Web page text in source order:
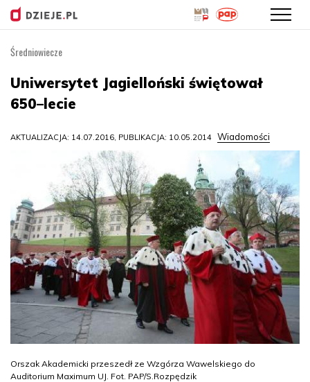
treści
Średniowiecze
Uniwersytet Jagielloński świętował
650–lecie
AKTUALIZACJA: 14.07.2016, PUBLIKACJA: 10.05.2014 Wiadomości
Orszak Akademicki przeszedł ze Wzgórza Wawelskiego do
Auditorium Maximum UJ. Fot. PAP/S.Rozpędzik